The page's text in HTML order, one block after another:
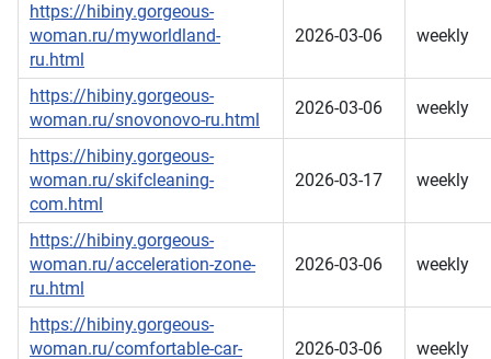
https://hibiny.gorgeous-
woman.ru/myworldland-
ru.html
2026-03-06 weekly
https://hibiny.gorgeous-
woman.ru/snovonovo-ru.html
2026-03-06 weekly
https://hibiny.gorgeous-
woman.ru/skifcleaning-
com.html
2026-03-17 weekly
https://hibiny.gorgeous-
woman.ru/acceleration-zone-
ru.html
2026-03-06 weekly
https://hibiny.gorgeous-
woman.ru/comfortable-car-
2026-03-06 weekly